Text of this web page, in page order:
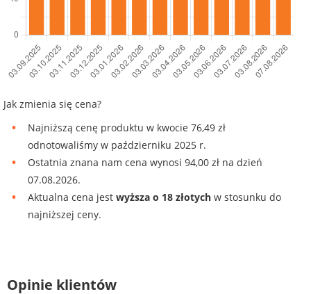
Jak zmienia się cena?
Najniższą cenę produktu w kwocie 76,49 zł
odnotowaliśmy w październiku 2025 r.
Ostatnia znana nam cena wynosi 94,00 zł na dzień
07.08.2026.
Aktualna cena jest wyższa o 18 złotych w stosunku do
najniższej ceny.
Opinie klientów